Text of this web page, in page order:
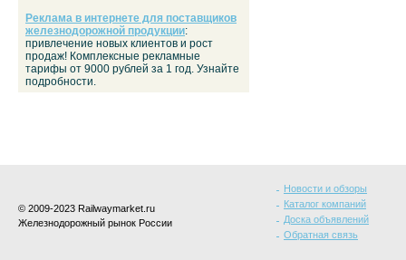
Реклама в интернете для поставщиков
железнодорожной продукции:
привлечение новых клиентов и рост
продаж! Комплексные рекламные
тарифы от 9000 рублей за 1 год. Узнайте
подробности.
© 2009-2023 Railwaymarket.ru
Железнодорожный рынок России
Новости и обзоры
Каталог компаний
Доска объявлений
Обратная связь